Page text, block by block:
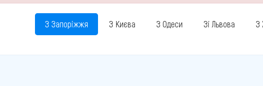
З Запоріжжя З Києва З Одеси Зі Львова З